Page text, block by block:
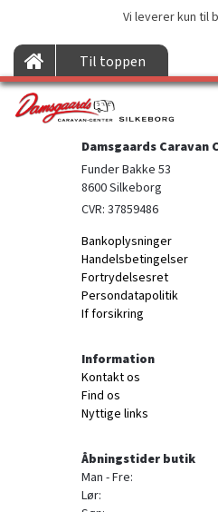
Vi leverer kun til
Til toppen
Damsgaards Caravan
Funder Bakke 53
8600 Silkeborg
CVR: 37859486
Bankoplysninger
Handelsbetingelser
Fortrydelsesret
Persondatapolitik
If forsikring
Information
Kontakt os
Find os
Nyttige links
Åbningstider butik
Man - Fre:
Lør: